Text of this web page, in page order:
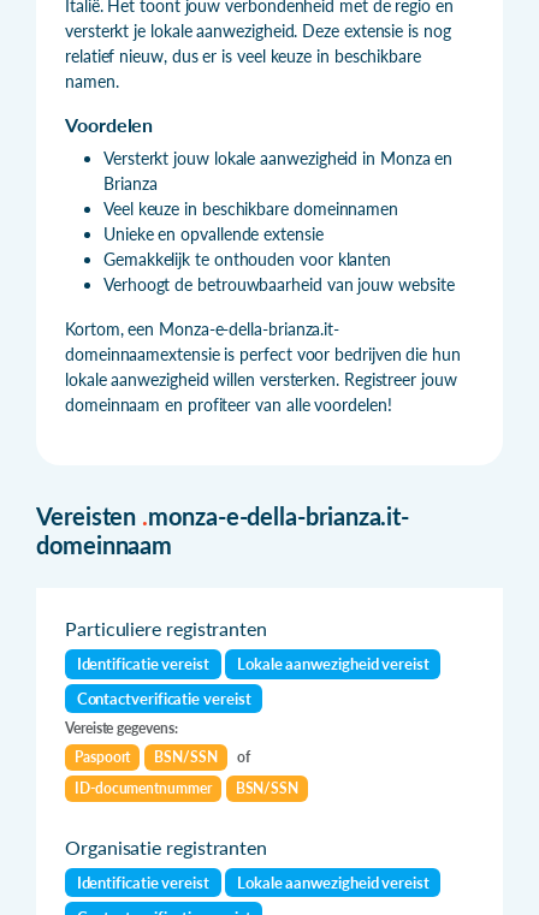
Italië. Het toont jouw verbondenheid met de regio en
versterkt je lokale aanwezigheid. Deze extensie is nog
relatief nieuw, dus er is veel keuze in beschikbare
namen.
Voordelen
Versterkt jouw lokale aanwezigheid in Monza en
Brianza
Veel keuze in beschikbare domeinnamen
Unieke en opvallende extensie
Gemakkelijk te onthouden voor klanten
Verhoogt de betrouwbaarheid van jouw website
Kortom, een Monza-e-della-brianza.it-
domeinnaamextensie is perfect voor bedrijven die hun
lokale aanwezigheid willen versterken. Registreer jouw
domeinnaam en profiteer van alle voordelen!
Vereisten .monza-e-della-brianza.it-
domeinnaam
Particuliere registranten
Identificatie vereist
Lokale aanwezigheid vereist
Contactverificatie vereist
Vereiste gegevens:
Paspoort
BSN/SSN
of
ID-documentnummer
BSN/SSN
Organisatie registranten
Identificatie vereist
Lokale aanwezigheid vereist